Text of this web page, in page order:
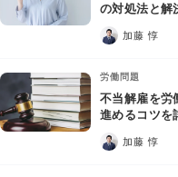
資金調達
企業法務
の対処法と解
加藤 惇
労働問題
不当解雇を労
進めるコツを
加藤 惇